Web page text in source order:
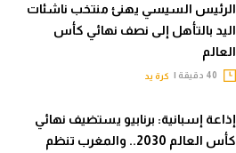
الرئيس السيسي يهنئ منتخب ناشئات
اليد بالتأهل إلى نصف نهائي كأس
العالم
كرة يد
إذاعة إسبانية: برنابيو يستضيف نهائي
كأس العالم 2030.. والمغرب تنظم